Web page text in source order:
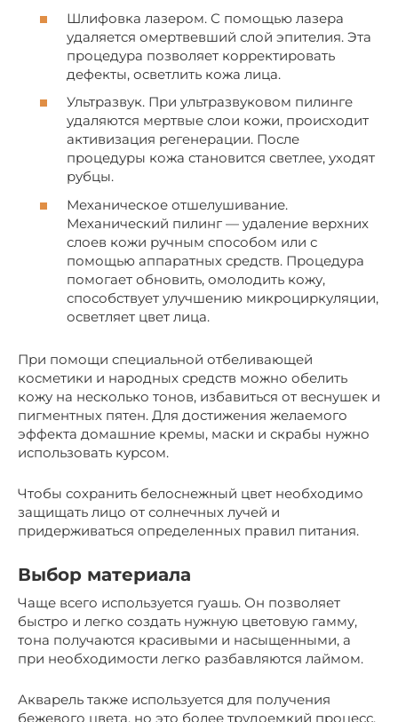
Шлифовка лазером. С помощью лазера
удаляется омертвевший слой эпителия. Эта
процедура позволяет корректировать
дефекты, осветлить кожа лица.
Ультразвук. При ультразвуковом пилинге
удаляются мертвые слои кожи, происходит
активизация регенерации. После
процедуры кожа становится светлее, уходят
рубцы.
Механическое отшелушивание.
Механический пилинг — удаление верхних
слоев кожи ручным способом или с
помощью аппаратных средств. Процедура
помогает обновить, омолодить кожу,
способствует улучшению микроциркуляции,
осветляет цвет лица.
При помощи специальной отбеливающей
косметики и народных средств можно обелить
кожу на несколько тонов, избавиться от веснушек и
пигментных пятен. Для достижения желаемого
эффекта домашние кремы, маски и скрабы нужно
использовать курсом.
Чтобы сохранить белоснежный цвет необходимо
защищать лицо от солнечных лучей и
придерживаться определенных правил питания.
Выбор материала
Чаще всего используется гуашь. Он позволяет
быстро и легко создать нужную цветовую гамму,
тона получаются красивыми и насыщенными, а
при необходимости легко разбавляются лаймом.
Акварель также используется для получения
бежевого цвета, но это более трудоемкий процесс,